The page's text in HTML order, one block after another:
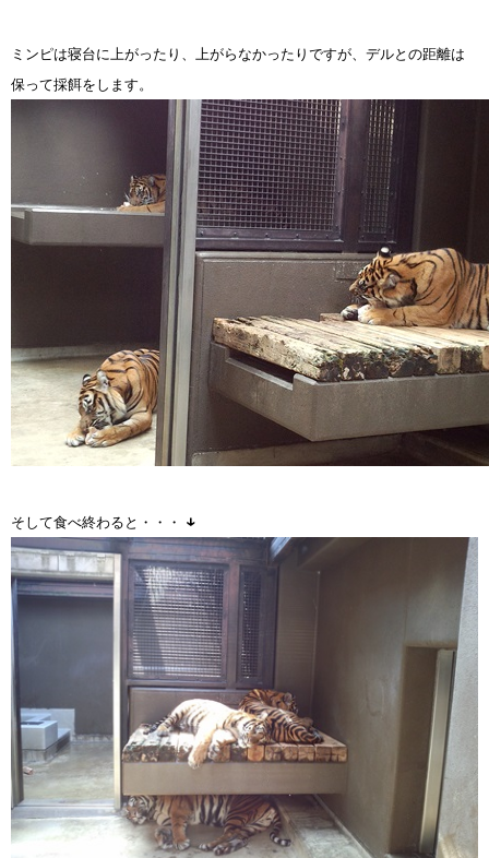
ミンピは寝台に上がったり、上がらなかったりですが、デルとの距離は
保って採餌をします。
そして食べ終わると・・・ ↓